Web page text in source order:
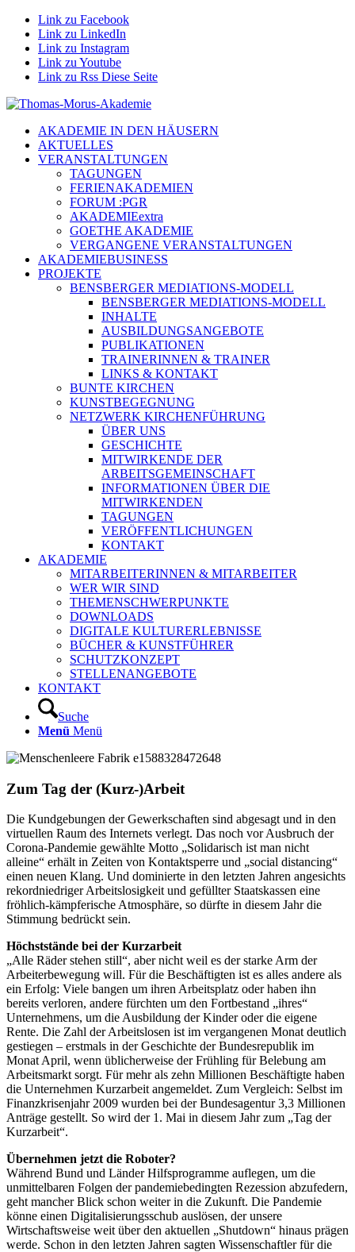
Link zu Facebook
Link zu LinkedIn
Link zu Instagram
Link zu Youtube
Link zu Rss Diese Seite
AKADEMIE IN DEN HÄUSERN
AKTUELLES
VERANSTALTUNGEN
TAGUNGEN
FERIENAKADEMIEN
FORUM :PGR
AKADEMIEextra
GOETHE AKADEMIE
VERGANGENE VERANSTALTUNGEN
AKADEMIEBUSINESS
PROJEKTE
BENSBERGER MEDIATIONS-MODELL
BENSBERGER MEDIATIONS-MODELL
INHALTE
AUSBILDUNGSANGEBOTE
PUBLIKATIONEN
TRAINERINNEN & TRAINER
LINKS & KONTAKT
BUNTE KIRCHEN
KUNSTBEGEGNUNG
NETZWERK KIRCHENFÜHRUNG
ÜBER UNS
GESCHICHTE
MITWIRKENDE DER
ARBEITSGEMEINSCHAFT
INFORMATIONEN ÜBER DIE
MITWIRKENDEN
TAGUNGEN
VERÖFFENTLICHUNGEN
KONTAKT
AKADEMIE
MITARBEITERINNEN & MITARBEITER
WER WIR SIND
THEMENSCHWERPUNKTE
DOWNLOADS
DIGITALE KULTURERLEBNISSE
BÜCHER & KUNSTFÜHRER
SCHUTZKONZEPT
STELLENANGEBOTE
KONTAKT
Suche
Menü Menü
Zum Tag der (Kurz-)Arbeit
Die Kundgebungen der Gewerkschaften sind abgesagt und in den
virtuellen Raum des Internets verlegt. Das noch vor Ausbruch der
Corona-Pandemie gewählte Motto „Solidarisch ist man nicht
alleine“ erhält in Zeiten von Kontaktsperre und „social distancing“
einen neuen Klang. Und dominierte in den letzten Jahren angesichts
rekordniedriger Arbeitslosigkeit und gefüllter Staatskassen eine
fröhlich-kämpferische Atmosphäre, so dürfte in diesem Jahr die
Stimmung bedrückt sein.
Höchststände bei der Kurzarbeit
„Alle Räder stehen still“, aber nicht weil es der starke Arm der
Arbeiterbewegung will. Für die Beschäftigten ist es alles andere als
ein Erfolg: Viele bangen um ihren Arbeitsplatz oder haben ihn
bereits verloren, andere fürchten um den Fortbestand „ihres“
Unternehmens, um die Ausbildung der Kinder oder die eigene
Rente. Die Zahl der Arbeitslosen ist im vergangenen Monat deutlich
gestiegen – erstmals in der Geschichte der Bundesrepublik im
Monat April, wenn üblicherweise der Frühling für Belebung am
Arbeitsmarkt sorgt. Für mehr als zehn Millionen Beschäftigte haben
die Unternehmen Kurzarbeit angemeldet. Zum Vergleich: Selbst im
Finanzkrisenjahr 2009 wurden bei der Bundesagentur 3,3 Millionen
Anträge gestellt. So wird der 1. Mai in diesem Jahr zum „Tag der
Kurzarbeit“.
Übernehmen jetzt die Roboter?
Während Bund und Länder Hilfsprogramme auflegen, um die
unmittelbaren Folgen der pandemiebedingten Rezession abzufedern,
geht mancher Blick schon weiter in die Zukunft. Die Pandemie
könne einen Digitalisierungsschub auslösen, der unsere
Wirtschaftsweise weit über den aktuellen „Shutdown“ hinaus prägen
werde. Schon in den letzten Jahren sagten Wissenschaftler für die